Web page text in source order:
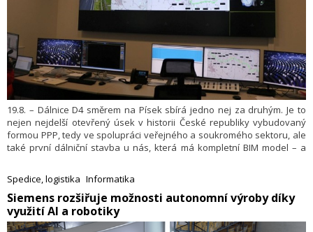
19.8. – Dálnice D4 směrem na Písek sbírá jedno nej za druhým. Je to
nejen nejdelší otevřený úsek v historii České republiky vybudovaný
formou PPP, tedy ve spolupráci veřejného a soukromého sektoru, ale
také první dálniční stavba u nás, která má kompletní BIM model – a
vzniklo vůbec první digitální dvojče dálnice v Česku.
Spedice, logistika Informatika
Siemens rozšiřuje možnosti autonomní výroby díky
využití AI a robotiky